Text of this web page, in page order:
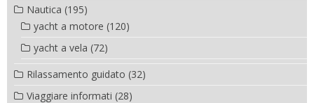
Nautica (195)
yacht a motore (120)
yacht a vela (72)
Rilassamento guidato (32)
Viaggiare informati (28)